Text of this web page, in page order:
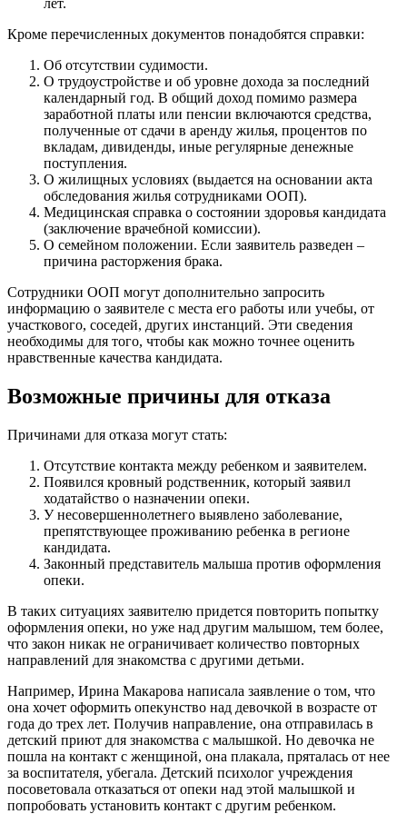
лет.
Кроме перечисленных документов понадобятся справки:
Об отсутствии судимости.
О трудоустройстве и об уровне дохода за последний
календарный год. В общий доход помимо размера
заработной платы или пенсии включаются средства,
полученные от сдачи в аренду жилья, процентов по
вкладам, дивиденды, иные регулярные денежные
поступления.
О жилищных условиях (выдается на основании акта
обследования жилья сотрудниками ООП).
Медицинская справка о состоянии здоровья кандидата
(заключение врачебной комиссии).
О семейном положении. Если заявитель разведен –
причина расторжения брака.
Сотрудники ООП могут дополнительно запросить
информацию о заявителе с места его работы или учебы, от
участкового, соседей, других инстанций. Эти сведения
необходимы для того, чтобы как можно точнее оценить
нравственные качества кандидата.
Возможные причины для отказа
Причинами для отказа могут стать:
Отсутствие контакта между ребенком и заявителем.
Появился кровный родственник, который заявил
ходатайство о назначении опеки.
У несовершеннолетнего выявлено заболевание,
препятствующее проживанию ребенка в регионе
кандидата.
Законный представитель малыша против оформления
опеки.
В таких ситуациях заявителю придется повторить попытку
оформления опеки, но уже над другим малышом, тем более,
что закон никак не ограничивает количество повторных
направлений для знакомства с другими детьми.
Например, Ирина Макарова написала заявление о том, что
она хочет оформить опекунство над девочкой в возрасте от
года до трех лет. Получив направление, она отправилась в
детский приют для знакомства с малышкой. Но девочка не
пошла на контакт с женщиной, она плакала, пряталась от нее
за воспитателя, убегала. Детский психолог учреждения
посоветовала отказаться от опеки над этой малышкой и
попробовать установить контакт с другим ребенком.